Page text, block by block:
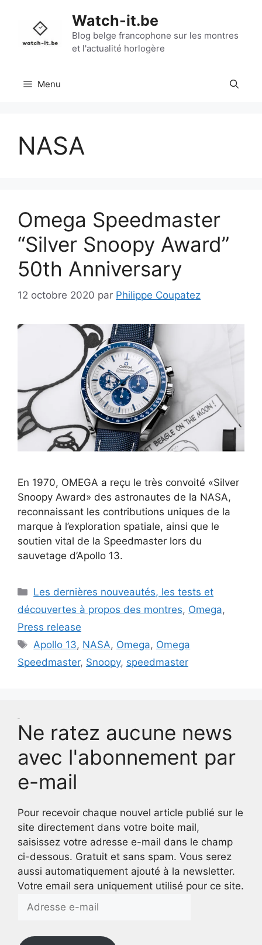
contenu
Watch-it.be
Blog belge francophone sur les montres
et l'actualité horlogère
Menu
NASA
Omega Speedmaster
“Silver Snoopy Award”
50th Anniversary
12 octobre 2020 par Philippe Coupatez
En 1970, OMEGA a reçu le très convoité «Silver
Snoopy Award» des astronautes de la NASA,
reconnaissant les contributions uniques de la
marque à l’exploration spatiale, ainsi que le
soutien vital de la Speedmaster lors du
sauvetage d’Apollo 13.
Catégories
Les dernières nouveautés, les tests et
découvertes à propos des montres, Omega,
Press release
Étiquettes
Apollo 13, NASA, Omega, Omega
Speedmaster, Snoopy, speedmaster
Ne ratez aucune news
avec l'abonnement par
e-mail
Pour recevoir chaque nouvel article publié sur le
site directement dans votre boite mail,
saisissez votre adresse e-mail dans le champ
ci-dessous. Gratuit et sans spam. Vous serez
aussi automatiquement ajouté à la newsletter.
Votre email sera uniquement utilisé pour ce site.
Adresse